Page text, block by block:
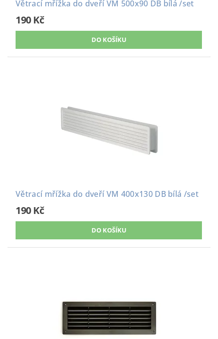
Větrací mřížka do dveří VM 500x90 DB bílá /set
190 Kč
Větrací mřížka do dveří VM 400x130 DB bílá /set
190 Kč